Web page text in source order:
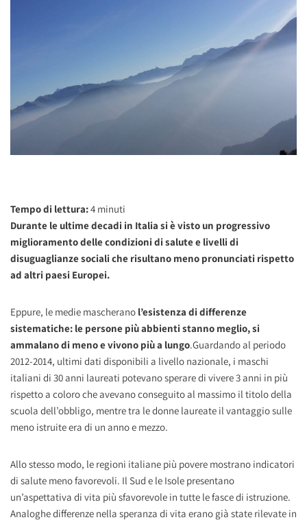
Tempo di lettura:4 minuti
Durante le ultime decadi in Italia si è visto un progressivo
miglioramento delle condizioni di salute e livelli di
disuguaglianze sociali che risultano meno pronunciati rispetto
ad altri paesi Europei.
Eppure, le medie mascherano l’esistenza di differenze
sistematiche: le persone più abbienti stanno meglio, si
ammalano di meno e vivono più a lungo.Guardando al periodo
2012-2014, ultimi dati disponibili a livello nazionale, i maschi
italiani di 30 anni laureati potevano sperare di vivere 3 anni in più
rispetto a coloro che avevano conseguito al massimo il titolo della
scuola dell’obbligo, mentre tra le donne laureate il vantaggio sulle
meno istruite era di un anno e mezzo.
Allo stesso modo, le regioni italiane più povere mostrano indicatori
di salute meno favorevoli. Il Sud e le Isole presentano
un’aspettativa di vita più sfavorevole in tutte le fasce di istruzione.
Analoghe differenze nella speranza di vita erano già state rilevate in